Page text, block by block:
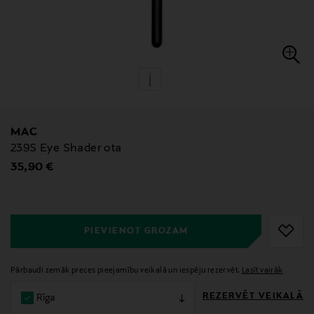
MAC
239S Eye Shader ota
Original Price
35,90 €
PIEVIENOT GROZAM
Pārbaudi zemāk preces pieejamību veikalā un iespēju rezervēt. Lasīt vairāk
Rīga REZERVĒT VEIKALĀ